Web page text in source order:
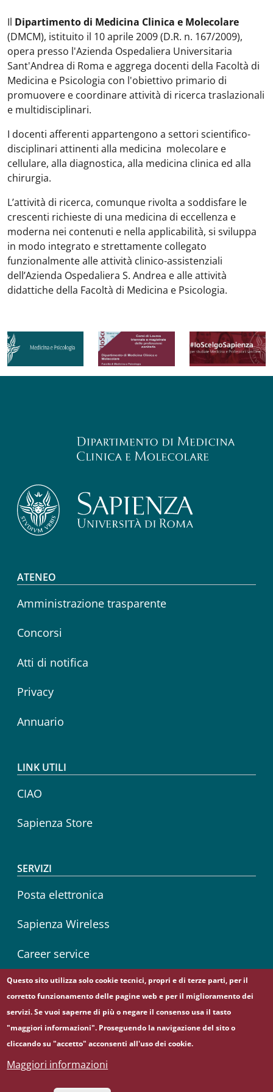
Il Dipartimento di Medicina Clinica e Molecolare
(DMCM), istituito il 10 aprile 2009 (D.R. n. 167/2009),
opera presso l'Azienda Ospedaliera Universitaria
Sant'Andrea di Roma e aggrega docenti della Facoltà di
Medicina e Psicologia con l'obiettivo primario di
promuovere e coordinare attività di ricerca traslazionali
e multidisciplinari.
I docenti afferenti appartengono a settori scientifico-
disciplinari attinenti alla medicina molecolare e
cellulare, alla diagnostica, alla medicina clinica ed alla
chirurgia.
L’attività di ricerca, comunque rivolta a soddisfare le
crescenti richieste di una medicina di eccellenza e
moderna nei contenuti e nella applicabilità, si sviluppa
in modo integrato e strettamente collegato
funzionalmente alle attività clinico-assistenziali
dell’Azienda Ospedaliera S. Andrea e alle attività
didattiche della Facoltà di Medicina e Psicologia.
Footer menu
ATENEO
Amministrazione trasparente
Concorsi
Atti di notifica
Privacy
Annuario
LINK UTILI
CIAO
Sapienza Store
SERVIZI
Posta elettronica
Sapienza Wireless
Career service
Seguici su
Instagram
Linkedin
© Sapienza Università di Roma - Piazzale Aldo Moro 5,
Questo sito utilizza solo cookie tecnici, propri e di terze parti, per il
corretto funzionamento delle pagine web e per il miglioramento dei
servizi. Se vuoi saperne di più o negare il consenso usa il tasto
"maggiori informazioni". Proseguendo la navigazione del sito o
cliccando su "accetto" acconsenti all'uso dei cookie.
Maggiori informazioni